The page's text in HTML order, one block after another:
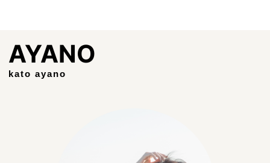
AYANO
kato ayano